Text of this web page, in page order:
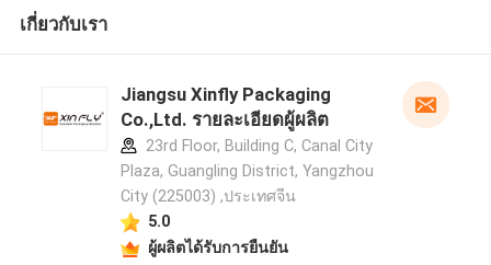
เกี่ยวกับเรา
Jiangsu Xinfly Packaging
Co.,Ltd. รายละเอียดผู้ผลิต
23rd Floor, Building C, Canal City
Plaza, Guangling District, Yangzhou
City (225003) ,ประเทศจีน
5.0
ผู้ผลิตได้รับการยืนยัน